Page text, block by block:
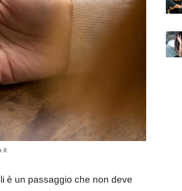
è un passaggio che non deve